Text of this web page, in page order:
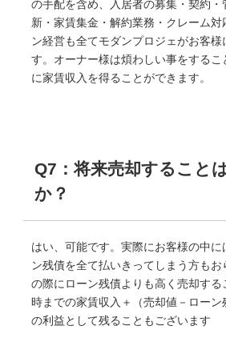
の手配を含め、入居者の募集・契約・
新・家賃集金・解約業務・クレーム対
ン経営も全てモダンプロジェがお客様
す。オーナー様は煩わしい事をするこ
に家賃収入を得ることができます。
Q7：将来売却すること
か？
はい、可能です。実際にお客様の中
ン残債を全て払いきってしまう方も
の際にローン残債よりも高く売却する
時までの家賃収入＋（売却値－ローン
の利益として残ることもございます